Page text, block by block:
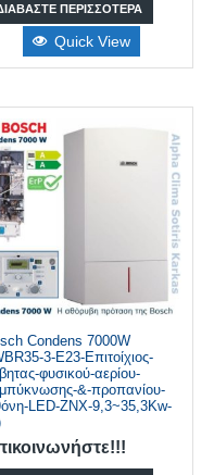
ΠΕΡΙΣΣΌΤΕΡΑ
Quick View
Condens 7000W
3-E23-Επιτοίχιος-
φυσικού-αερίου-
&-προπανίου-
LED-ZNX-9,3~35,3Kw-